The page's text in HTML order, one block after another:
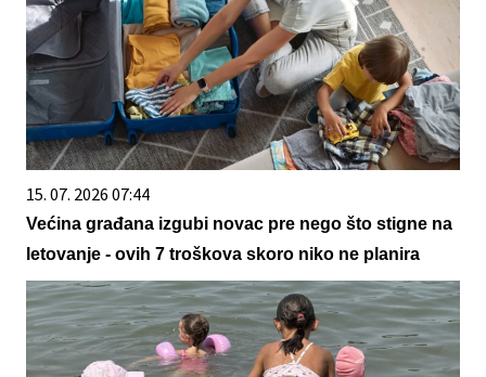
15. 07. 2026 07:44
Većina građana izgubi novac pre nego što stigne na
letovanje - ovih 7 troškova skoro niko ne planira